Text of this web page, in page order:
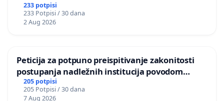
233 potpisi
233 Potpisi / 30 dana
2 Aug 2026
Peticija za potpuno preispitivanje zakonitosti
postupanja nadležnih institucija povodom
događaja u osnovnoj školi “Tatomir Anđelić” u
Mrčajevcima
205 potpisi
205 Potpisi / 30 dana
7 Aug 2026